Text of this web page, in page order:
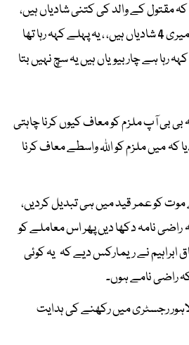
مقتول کے والد کی کتنی شادیاں ہیں،
والد مقتول نے جواب دیا کہ میری 4 شادیاں ہیں، ، یہ پہلے کہہ رہا تھا
اب کہہ رہا ہے چار بیویاں ہیں یہ سچ نہیں بتا
بی آپ ملزم کو معاف کیوں کرنا چاہتی
کہ میں ملزم کو اللہ واسطے معاف کرنا
موت کو عمر قید میں ہی تبدیل کردیں،
نامہ دکھا دیں پھر اس معاملے کو
نے ریمارکس دیے کہ یہ کوئی
راضی نامے ہوں۔
رجسٹری میں رکھنے کی ہدایت